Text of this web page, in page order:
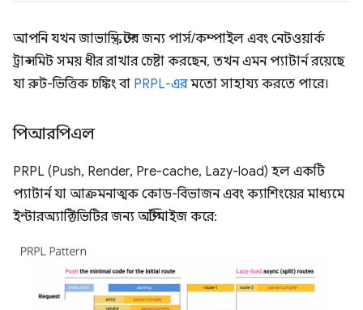
আপনি যখন জাভাস্ক্রিপ্টের জন্য পার্স/কম্পাইল এবং নেটওয়ার্ক
ট্রান্সমিট সময় ধীর রাখার চেষ্টা করছেন, তখন এমন প্যাটার্ন রয়েছে
যা রুট-ভিত্তিক চঙ্কিং বা PRPL-এরমতো সাহায্য করতে পারে।
পিআরপিএল
PRPL (Push, Render, Pre-cache, Lazy-load) হল একটি
প্যাটার্ন যা আক্রমনাত্মক কোড-বিভাজন এবং ক্যাশিংয়ের মাধ্যমে
ইন্টারঅ্যাক্টিভিটির জন্য অপ্টিমাইজ করে: